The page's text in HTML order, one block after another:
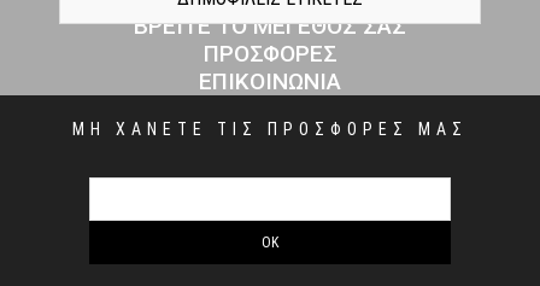
ΒΡΕΙΤΕ ΤΟ ΜΕΓΕΘΟΣ ΣΑΣ
ΠΡΟΣΦΟΡΕΣ
ΕΠΙΚΟΙΝΩΝΙΑ
ΜΗ ΧΑΝΕΤΕ ΤΙΣ ΠΡΟΣΦΟΡΕΣ ΜΑΣ
ΠΛΗΡΟΦΟΡΙΕΣ